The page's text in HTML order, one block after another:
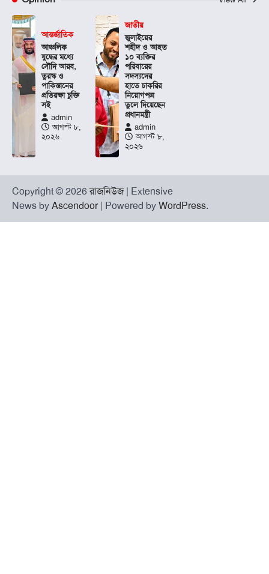
আন্তর্জাতিক
আঞ্চলিক
যুদ্ধের মধ্যে
সৌদি আরব,
তুরস্ক ও
পাকিস্তানের
প্রতিরক্ষা চুক্তি
সই
admin
আগস্ট ৮,
২০২৬
জাতীয়
জুলাইয়ের
শহীদ ও আহত
১০ ব্যক্তির
পরিবারের
সদস্যদের
হাতে চাকরির
নিয়োগপত্র
তুলে দিয়েছেন
প্রধানমন্ত্রী
admin
আগস্ট ৮,
২০২৬
Copyright © 2026রাজনিউজ| Extensive
News by Ascendoor| Powered by WordPress.